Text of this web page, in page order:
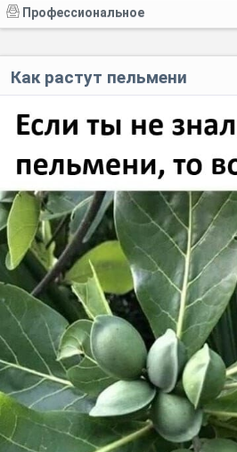
Профессиональное
Как растут пельмени